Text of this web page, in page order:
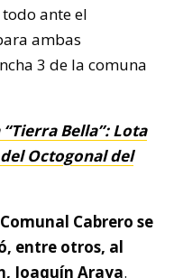
ante el
ambas
3 de la comuna
Bella”: Lota
Octogonal del
Comunal Cabrero se
entre otros, al
Joaquín Araya.